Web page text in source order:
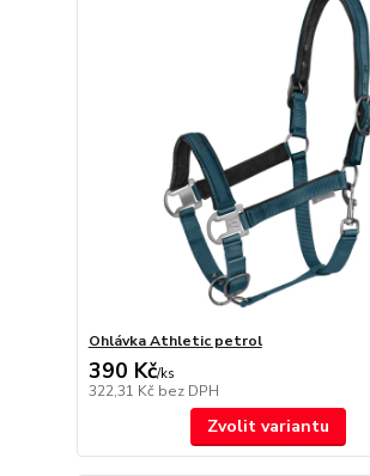
Ohlávka Athletic petrol
390 Kč/ks
322,31 Kč bez DPH
Zvolit variantu